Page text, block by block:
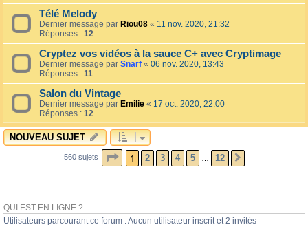
Télé Melody
Dernier message par Riou08 « 11 nov. 2020, 21:32
Réponses : 12
Cryptez vos vidéos à la sauce C+ avec Cryptimage
Dernier message par Snarf « 06 nov. 2020, 13:43
Réponses : 11
Salon du Vintage
Dernier message par Emilie « 17 oct. 2020, 22:00
Réponses : 12
NOUVEAU SUJET
560 sujets PAGE1 SUR 12
1 2 3 4 5 12
QUI EST EN LIGNE ?
Utilisateurs parcourant ce forum : Aucun utilisateur inscrit et 2 invités